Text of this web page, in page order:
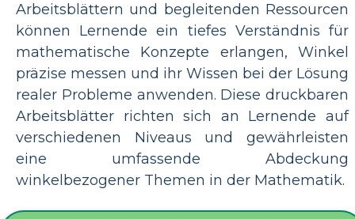
Arbeitsblättern und begleitenden Ressourcen
können Lernende ein tiefes Verständnis für
mathematische Konzepte erlangen, Winkel
präzise messen und ihr Wissen bei der Lösung
realer Probleme anwenden. Diese druckbaren
Arbeitsblätter richten sich an Lernende auf
verschiedenen Niveaus und gewährleisten
eine umfassende Abdeckung
winkelbezogener Themen in der Mathematik.